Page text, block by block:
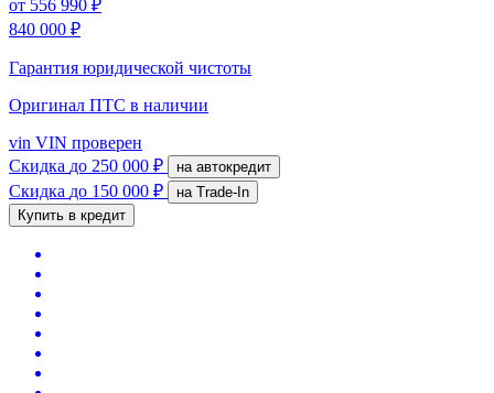
от 556 990 ₽
840 000 ₽
Гарантия юридической чистоты
Оригинал ПТС в наличии
vin VIN проверен
Скидка до 250 000 ₽ на автокредит
Скидка до 150 000 ₽
на Trade-In
Купить в кредит